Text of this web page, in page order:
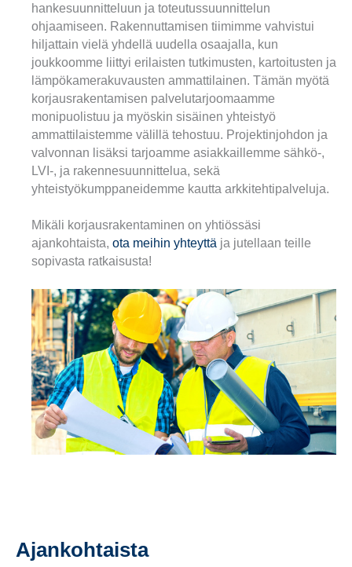
hankesuunnitteluun ja toteutussuunnittelun
ohjaamiseen. Rakennuttamisen tiimimme vahvistui
hiljattain vielä yhdellä uudella osaajalla, kun
joukkoomme liittyi erilaisten tutkimusten, kartoitusten ja
lämpökamerakuvausten ammattilainen. Tämän myötä
korjausrakentamisen palvelutarjoomaamme
monipuolistuu ja myöskin sisäinen yhteistyö
ammattilaistemme välillä tehostuu. Projektinjohdon ja
valvonnan lisäksi tarjoamme asiakkaillemme sähkö-,
LVI-, ja rakennesuunnittelua, sekä
yhteistyökumppaneidemme kautta arkkitehtipalveluja.
Mikäli korjausrakentaminen on yhtiössäsi
ajankohtaista, ota meihin yhteyttä ja jutellaan teille
sopivasta ratkaisusta!
Ajankohtaista